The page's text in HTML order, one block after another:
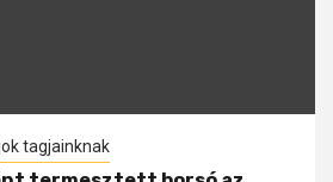
tagjainknak